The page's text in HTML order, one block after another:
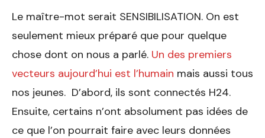
Le maître-mot serait SENSIBILISATION. On est
seulement mieux préparé que pour quelque
chose dont on nous a parlé. Un des premiers
vecteurs aujourd’hui est l’humain mais aussi tous
nos jeunes. D’abord, ils sont connectés H24.
Ensuite, certains n’ont absolument pas idées de
ce que l’on pourrait faire avec leurs données